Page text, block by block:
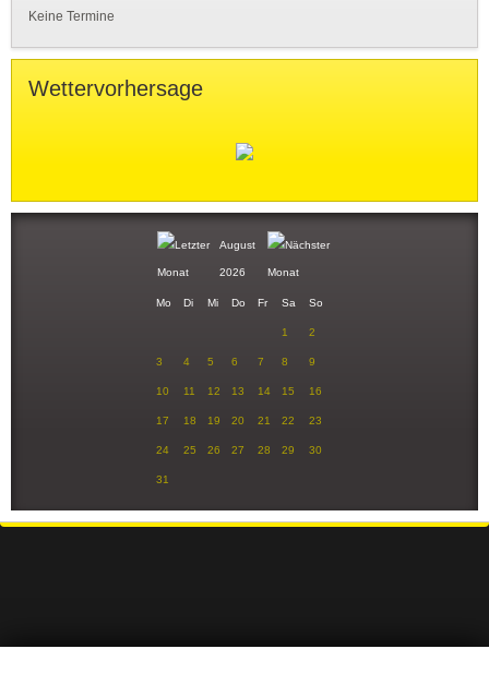
Keine Termine
Wettervorhersage
August
2026
Mo Di Mi Do Fr Sa So
1 2
3 4 5 6 7 8 9
10 11 12 13 14 15 16
17 18 19 20 21 22 23
24 25 26 27 28 29 30
31